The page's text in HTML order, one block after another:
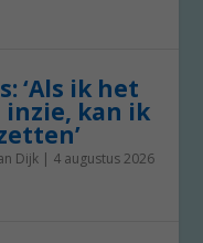
‘Als ik het
kan ik
Dijk | 4 augustus 2026